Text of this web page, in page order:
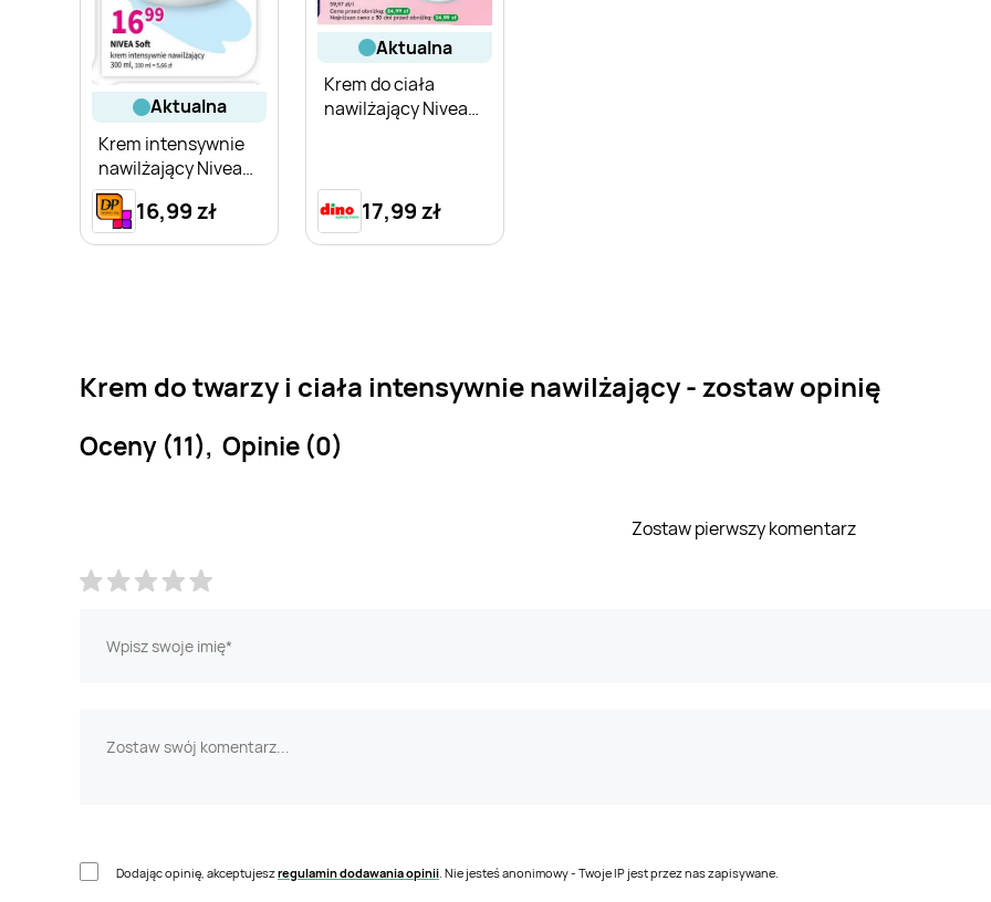
aktualna
Krem intensywnie
nawilżający Nivea
Soft
16,99 zł
aktualna
Krem do ciała
nawilżający Nivea
17,99 zł
Krem do twarzy i ciała intensywnie nawilżający - zostaw opinię
Oceny (11), Opinie (0)
Zostaw pierwszy komentarz
Dodając opinię, akceptujeszregulamin dodawania opinii. Nie jesteś anonimowy - Twoje IP jest przez nas zapisywane.